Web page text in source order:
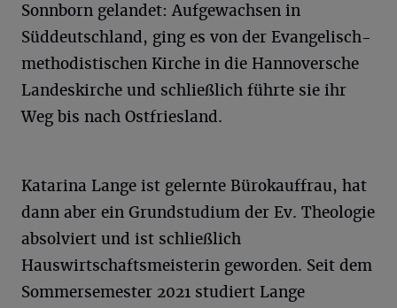
Sonnborn gelandet: Aufgewachsen in
Süddeutschland, ging es von der Evangelisch-
methodistischen Kirche in die Hannoversche
Landeskirche und schließlich führte sie ihr
Weg bis nach Ostfriesland.
Katarina Lange ist gelernte Bürokauffrau, hat
dann aber ein Grundstudium der Ev. Theologie
absolviert und ist schließlich
Hauswirtschaftsmeisterin geworden. Seit dem
Sommersemester 2021 studiert Lange